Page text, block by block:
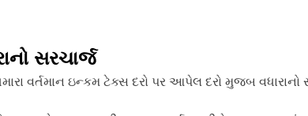
સરચાર્જ
વર્તમાન ઇન્કમ ટેક્સ દરો પર આપેલ દરો મુજબ વધારાનો